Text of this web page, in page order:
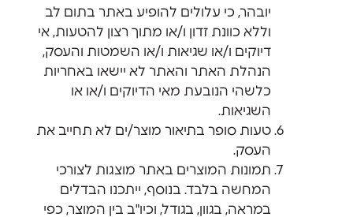
יובהר, כי עלולים להופיע באתר בתום לב
וללא כוונת זדון ו/או מתוך רצון להטעות, אי
דיוקים ו/או שגיאות ו/או השמטות והעסק,
הנהלת האתר והאתר לא יישאו באחריות
כלשהי הנובעת מאי הדיוקים ו/או או
השגיאות.
טעות סופר בתיאור מוצר/ים לא תחייב את
העסק.
תמונות המוצרים באתר מוצגות לצורכי
המחשה בלבד. בנוסף, ייתכנו הבדלים
במראה, בגוון, בגודל, וכיו"ב בין המוצר, כפי